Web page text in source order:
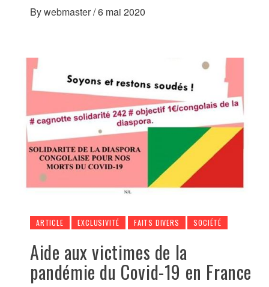
Bywebmaster/6 mai 2020
ARTICLE EXCLUSIVITÉ FAITS DIVERS SOCIÉTÉ
Aide aux victimes de la
pandémie du Covid-19 en France